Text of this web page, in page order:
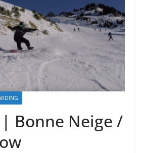
Bonne Neige /